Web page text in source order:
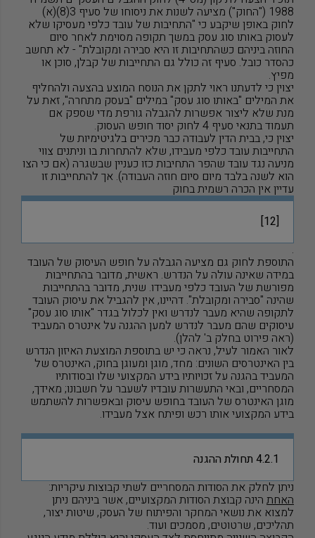
1988 ("החוק") מציעה לשנות את ניסוחו של סעיף 3(8)(א)
לחוק באופן שיקבע כי "התחיבות של עובד כלפי מעסיקו שלא
לעסוק באותו סוג עסק במשך תקופה מסוימת לאחר סיום
החוזה ביניהם כשהתחיבות זו היא סבירה ומקובלת" - לא תחשב
כהסדר כובל. סעיף זה כולל גם התחייבות של קבלן, סוכן או
מפיץ.
יצוין כי לדעתנו ראוי לתקן את הנוסח המוצע בהצעה ולהחליף
את המילים "באותו סוג עסק" במילים "בעסק מתחרה", זאת על
מנת שלא ליצור אפשרות להגבלה גורפת מדי שספק אם
תעמוד בתנאי סעיף 4 לחוק יסוד חופש העסוק.
יצוין כי, בבית הדין לעבודה כבר מכירים בלגיטימיות של
התחייבות עובד כלפי מעבידו, שלא להתחרות בו וניתנים צווי
מניעה נגד עובד שהפר התחיבות כזו כעניין שבשגרה (אם כי הצו
הוא לשנה בלבד מיום סיום חוזה העבודה). אך להתחייבות זו
עדיין אין הכרה רשמית בחוק
[12]
.
התוספת לחוק גם מציעה הגבלה על חופש העיסוק של העובד
במידה שאינה עולה על הנדרש. ראשית, מדובר בהתחייבות
מפורשת של העובד כלפי מעבידו. שנית, מדובר בהתחייבות
שהינה "סבירה ומקובלת". דהיינו, אין להגביל את עיסוק העובד
לתקופה שהיא מעבר לנדרש ואין לכלול בגדר "אותו סוג עסק"
עיסוקים שהם מעבר לנדרש למען ההגנה על אינטרס המעביד
(ראה פירוט בחלק ב' להלן).
לאור האמור לעיל, נראה כי יש בתוספת המוצעת האיזון הנדרש
בין האינטרסים השונים: מחד, מוגן ומעוגן בחוק, האינטרס של
המעביד בהגנה על זכויותיו בידע המקצועי שלו ובסודותיו
המסחריים, ובאי התעשרות עובדיו לשעבר על חשבונו; מאידך,
מוגן האינטרס של העובד בחופש עיסוק ובאפשרות להשתמש
בידע המקצועי אותו רכש ופיתח אצל מעבידו.
4.2.1 תחולת ההגנה
ניתן לחלק את הסודות המסחריים לשתי קבוצות עיקריות:
האחת הינה קבוצת הסודות המקצועיים, אשר ביניהם ניתן
למצוא את נושאי המחקר והפיתוח של העסק, שיטות יצור,
תהליכים, שרטוטים, מסמכים ועוד.